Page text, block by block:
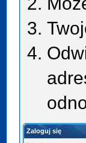
Zaloguj się